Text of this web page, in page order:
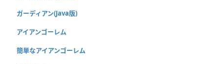
ガーディアン(Java版)
アイアンゴーレム
簡単なアイアンゴーレム